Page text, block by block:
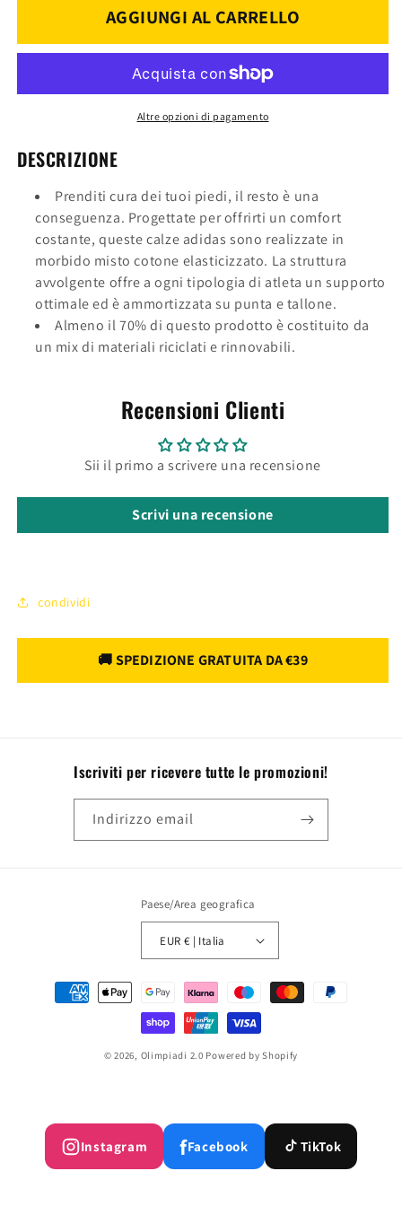
ADIDAS
CALZE
ADIDAS
AGGIUNGI AL CARRELLO
Altre opzioni di pagamento
DESCRIZIONE
Prenditi cura dei tuoi piedi, il resto è una
conseguenza. Progettate per offrirti un comfort
costante, queste calze adidas sono realizzate in
morbido misto cotone elasticizzato. La struttura
avvolgente offre a ogni tipologia di atleta un supporto
ottimale ed è ammortizzata su punta e tallone.
Almeno il 70% di questo prodotto è costituito da
un mix di materiali riciclati e rinnovabili.
Recensioni Clienti
Sii il primo a scrivere una recensione
Scrivi una recensione
condividi
Iscriviti per ricevere tutte le promozioni!
Indirizzo email
Paese/Area geografica
EUR € | Italia
Metodi
© 2026, Olimpiadi 2.0 Powered by Shopify
Instagram fFacebook TikTok